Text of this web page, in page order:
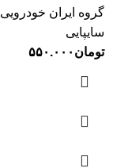
گروه ایران خودرویی
سایپایی
تومان ۵۵۰.۰۰۰